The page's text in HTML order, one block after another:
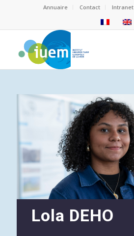
Annuaire Contact Intranet
Lola DEHO